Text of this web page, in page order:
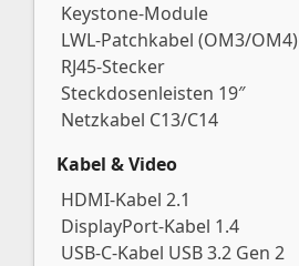
Keystone-Module
LWL-Patchkabel (OM3/OM4)
RJ45-Stecker
Steckdosenleisten 19″
Netzkabel C13/C14
Kabel & Video
HDMI-Kabel 2.1
DisplayPort-Kabel 1.4
USB-C-Kabel USB 3.2 Gen 2